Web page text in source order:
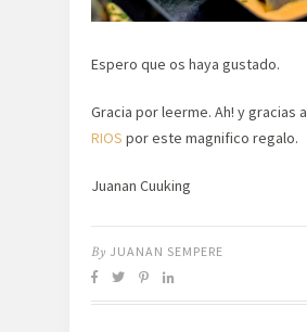
Espero que os haya gustado.
Gracia por leerme. Ah! y gracias a
RIOS por este magnifico regalo.
Juanan Cuuking
By JUANAN SEMPERE